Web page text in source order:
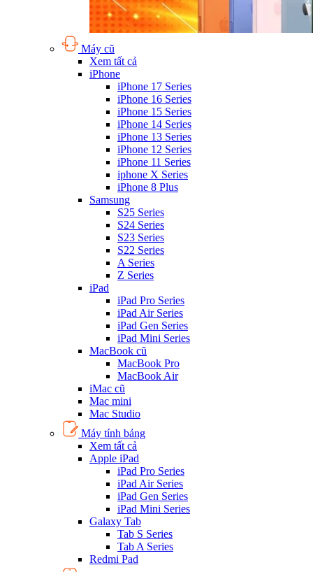
Máy cũ
Xem tất cả
iPhone
iPhone 17 Series
iPhone 16 Series
iPhone 15 Series
iPhone 14 Series
iPhone 13 Series
iPhone 12 Series
iPhone 11 Series
iphone X Series
iPhone 8 Plus
Samsung
S25 Series
S24 Series
S23 Series
S22 Series
A Series
Z Series
iPad
iPad Pro Series
iPad Air Series
iPad Gen Series
iPad Mini Series
MacBook cũ
MacBook Pro
MacBook Air
iMac cũ
Mac mini
Mac Studio
Máy tính bảng
Xem tất cả
Apple iPad
iPad Pro Series
iPad Air Series
iPad Gen Series
iPad Mini Series
Galaxy Tab
Tab S Series
Tab A Series
Redmi Pad